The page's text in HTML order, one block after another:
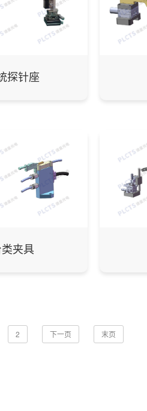
探针座
夹具
2 下一页 末页